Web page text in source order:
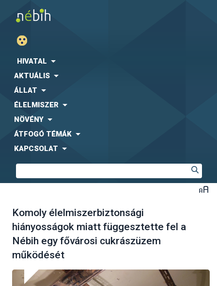
HIVATAL
AKTUÁLIS
ÁLLAT
ÉLELMISZER
NÖVÉNY
ÁTFOGÓ TÉMÁK
KAPCSOLAT
Komoly élelmiszerbiztonsági
hiányosságok miatt függesztette fel a
Nébih egy fővárosi cukrászüzem
működését